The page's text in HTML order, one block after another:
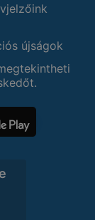
újságok